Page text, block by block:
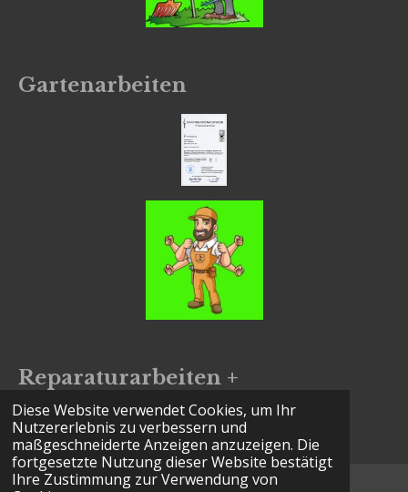
Diese Website verwendet Cookies, um Ihr
Nutzererlebnis zu verbessern und
maßgeschneiderte Anzeigen anzuzeigen. Die
fortgesetzte Nutzung dieser Website bestätigt
Ihre Zustimmung zur Verwendung von
Gartenarbeiten
Reparaturarbeiten +
Installationen